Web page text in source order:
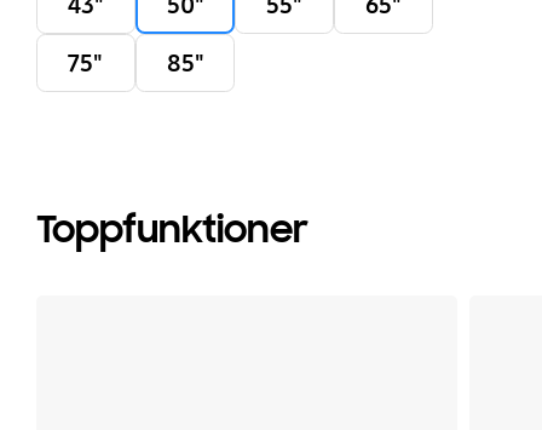
75"
85"
Toppfunktioner